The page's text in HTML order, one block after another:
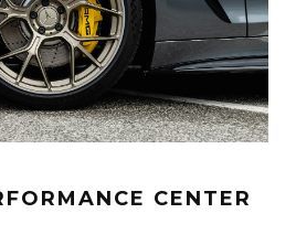
CENTER